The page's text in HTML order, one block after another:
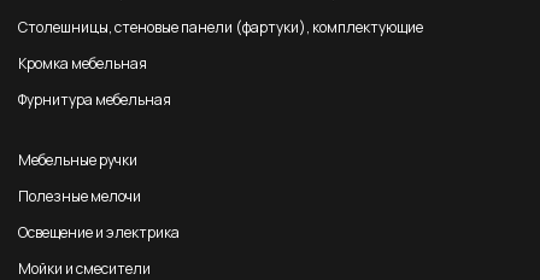
Столешницы, стеновые панели (фартуки), комплектующие
Кромка мебельная
Фурнитура мебельная
Мебельные ручки
Полезные мелочи
Освещение и электрика
Мойки и смесители